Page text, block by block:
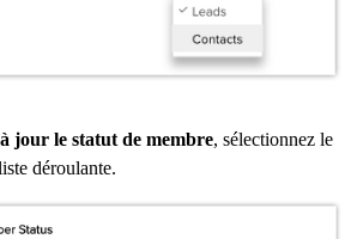
jour le statut de membre, sélectionnez le
déroulante.